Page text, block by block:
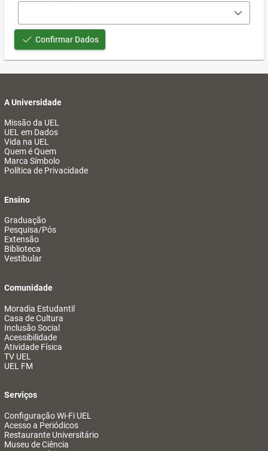
Confirmar Dados
A Universidade
Missão da UEL
UEL em Dados
Vida na UEL
Quem é Quem
Marca Símbolo
Política de Privacidade
Ensino
Graduação
Pesquisa/Pós
Extensão
Biblioteca
Vestibular
Comunidade
Moradia Estudantil
Casa de Cultura
Inclusão Social
Acessibilidade
Atividade Física
TV UEL
UEL FM
Serviços
Configuração Wi-Fi UEL
Acesso a Periódicos
Restaurante Universitário
Museu de Ciência